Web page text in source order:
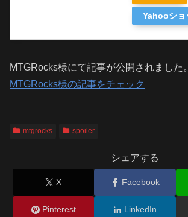
Yahooショ
MTGRocks様にて記事が公開されました。
MTGRocks様の記事をチェック
mtgrocks spoiler
シェアする
X Facebook
Pinterest LinkedIn